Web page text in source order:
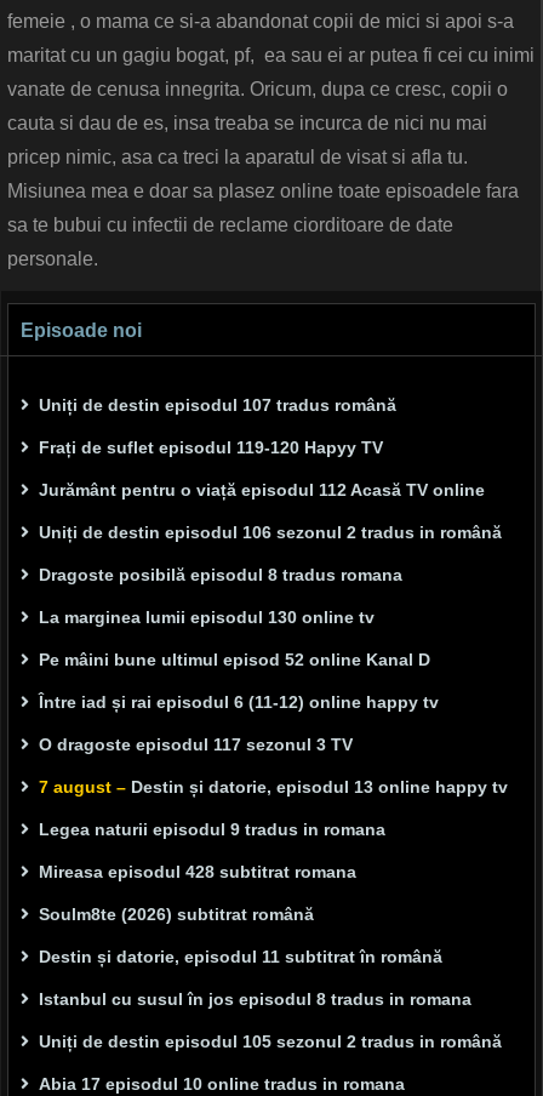
femeie , o mama ce si-a abandonat copii de mici si apoi s-a
maritat cu un gagiu bogat, pf, ea sau ei ar putea fi cei cu inimi
vanate de cenusa innegrita. Oricum, dupa ce cresc, copii o
cauta si dau de es, insa treaba se incurca de nici nu mai
pricep nimic, asa ca treci la aparatul de visat si afla tu.
Misiunea mea e doar sa plasez online toate episoadele fara
sa te bubui cu infectii de reclame ciorditoare de date
personale.
Episoade noi
Uniți de destin episodul 107 tradus română
Frați de suflet episodul 119-120 Hapyy TV
Jurământ pentru o viață episodul 112 Acasă TV online
Uniți de destin episodul 106 sezonul 2 tradus in română
Dragoste posibilă episodul 8 tradus romana
La marginea lumii episodul 130 online tv
Pe mâini bune ultimul episod 52 online Kanal D
Între iad și rai episodul 6 (11-12) online happy tv
O dragoste episodul 117 sezonul 3 TV
7 august – Destin și datorie, episodul 13 online happy tv
Legea naturii episodul 9 tradus in romana
Mireasa episodul 428 subtitrat romana
Soulm8te (2026) subtitrat română
Destin și datorie, episodul 11 subtitrat în română
Istanbul cu susul în jos episodul 8 tradus in romana
Uniți de destin episodul 105 sezonul 2 tradus in română
Abia 17 episodul 10 online tradus in romana